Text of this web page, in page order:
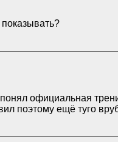
понял официальная
поэтому ещё туго